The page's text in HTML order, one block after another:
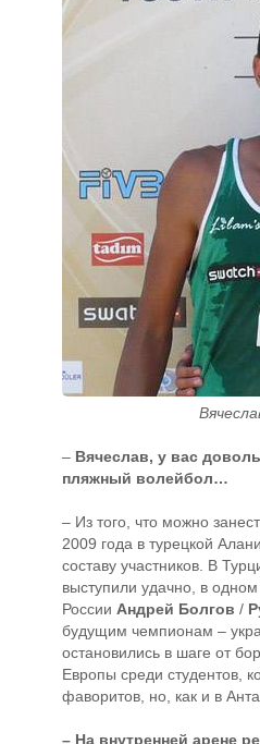
– Вячеслав, у вас
пляжный волейбол…
– Из того, что можно
2009 года в турецкой
составу участников. В
выступили удачно, в
России Андрей Болгов /
будущим чемпионам –
остановились в шаге от
Европы среди студентов,
фаворитов, но, как и в
– На внутренней арене